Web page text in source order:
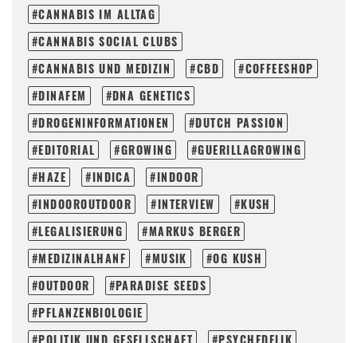
CANNABIS IM ALLTAG
CANNABIS SOCIAL CLUBS
CANNABIS UND MEDIZIN
CBD
COFFEESHOP
DINAFEM
DNA GENETICS
DROGENINFORMATIONEN
DUTCH PASSION
EDITORIAL
GROWING
GUERILLAGROWING
HAZE
INDICA
INDOOR
INDOOROUTDOOR
INTERVIEW
KUSH
LEGALISIERUNG
MARKUS BERGER
MEDIZINALHANF
MUSIK
OG KUSH
OUTDOOR
PARADISE SEEDS
PFLANZENBIOLOGIE
POLITIK UND GESELLSCHAFT
PSYCHEDELIK